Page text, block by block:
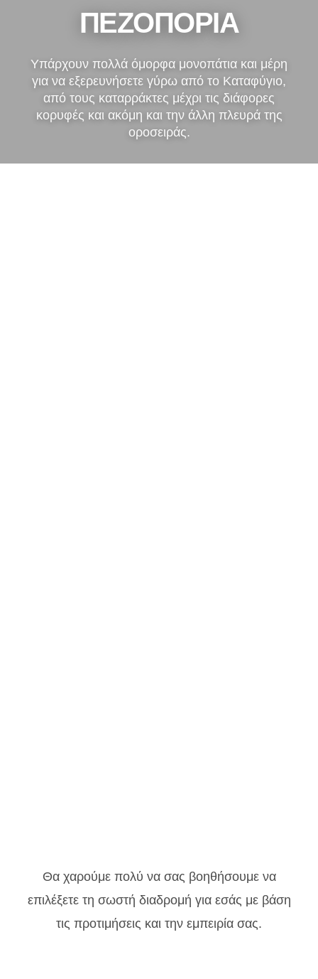
ΠΕΖΟΠΟΡΊΑ
Υπάρχουν πολλά όμορφα μονοπάτια και μέρη
για να εξερευνήσετε γύρω από το Καταφύγιο,
από τους καταρράκτες μέχρι τις διάφορες
κορυφές και ακόμη και την άλλη πλευρά της
οροσειράς.
Θα χαρούμε πολύ να σας βοηθήσουμε να
επιλέξετε τη σωστή διαδρομή για εσάς με βάση
τις προτιμήσεις και την εμπειρία σας.